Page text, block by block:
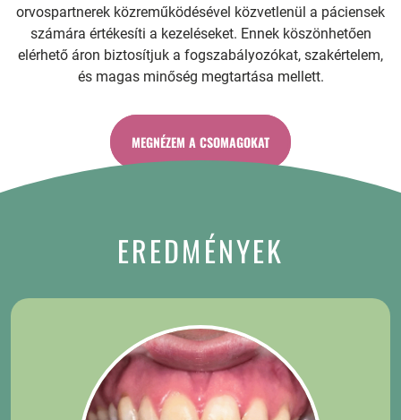
orvospartnerek közreműködésével közvetlenül a páciensek
számára értékesíti a kezeléseket. Ennek köszönhetően
elérhető áron biztosítjuk a fogszabályozókat, szakértelem,
és magas minőség megtartása mellett.
MEGNÉZEM A CSOMAGOKAT
EREDMÉNYEK